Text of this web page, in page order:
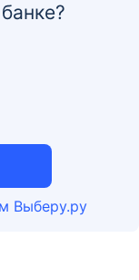
Выберу.ру